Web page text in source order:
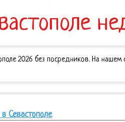
2026 без посредников. На
Севастополе